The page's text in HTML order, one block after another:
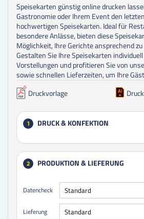
Speisekarten günstig online drucken
Gastronomie oder Ihrem Event den
hochwertigen Speisekarten. Ideal für
besondere Anlässe, bieten diese
Möglichkeit, Ihre Gerichte ansprechend
Gestalten Sie Ihre Speisekarten
Vorstellungen und profitieren Sie von
sowie schnellen Lieferzeiten, um Ihre
Druckvorlage
1 DRUCK & KONFEKTION
2 PRODUKTION & LIEFERUNG
Datencheck
Lieferung